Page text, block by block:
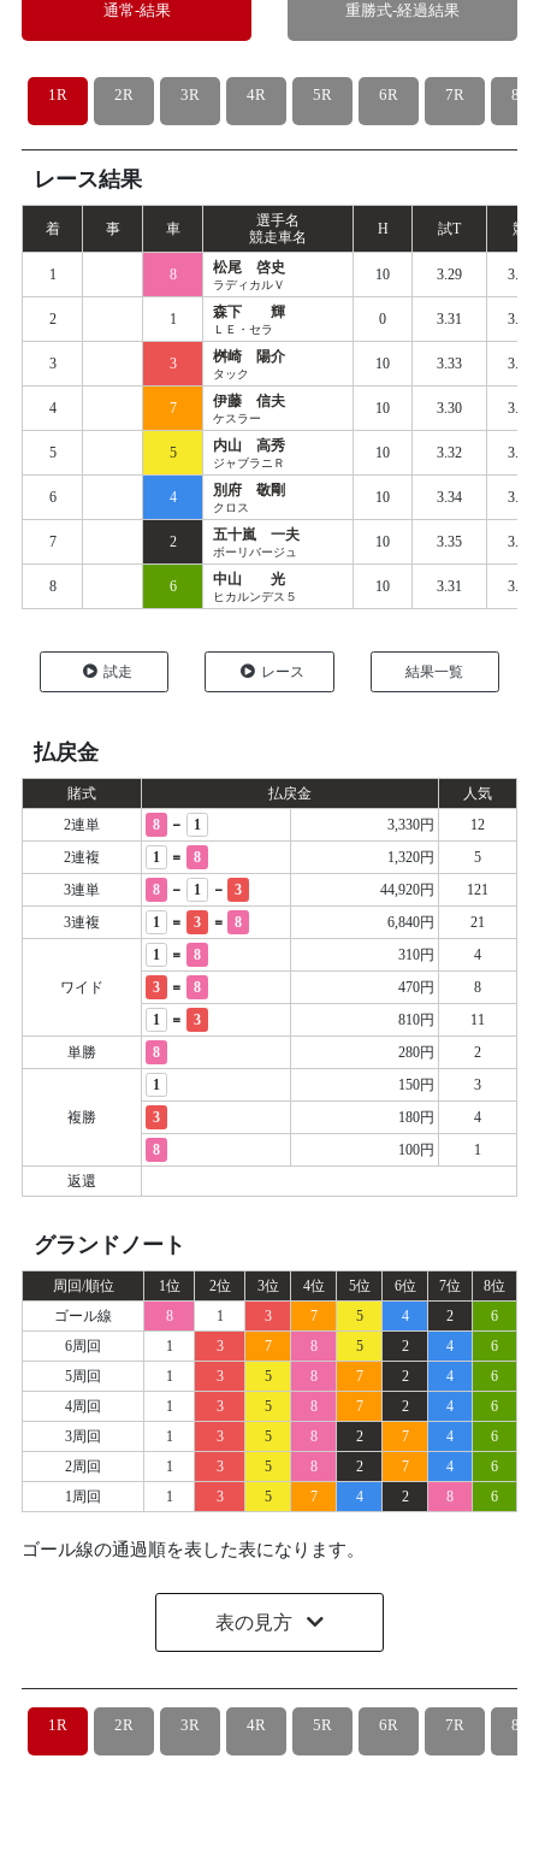
通常-結果 重勝式-経過結果
1R 2R 3R 4R 5R 6R 7R 8R
レース結果
着 事 車
選手名
競走車名
H 試T 競
1 8 松尾 啓史
ラディカルＶ
10 3.29 3.386
2 1 森下 輝
ＬＥ・セラ
0 3.31 3.403
3 3 桝崎 陽介
タック
10 3.33 3.395
4 7 伊藤 信夫
ケスラー
10 3.30 3.399
5 5 内山 高秀
ジャブラニＲ
10 3.32 3.405
6 4 別府 敬剛
クロス
10 3.34 3.418
7 2 五十嵐 一夫
ボーリバージュ
10 3.35 3.424
8 6 中山 光
ヒカルンデス５
10 3.31 3.424
試走 レース 結果一覧
払戻金
賭式 払戻金
人気
2連単
8 - 1 3,330円
12
2連複
1 = 8 1,320円
5
3連単
8 - 1 - 3 44,920円
121
3連複
1 = 3 = 8 6,840円 21
ワイド
1 = 8 310円
4
3
= 8 470円
8
1
= 3 810円
11
単勝
8 280円 2
複勝
1 150円
3
3
180円
4
8
100円
1
返還
グランドノート
周回/順位 1位 2位 3位 4位 5位 6位 7位
8位
ゴール線
8 1 3 7 5 4 2
6
6周回
1 3 7 8 5 2 4
6
5周回
1 3 5 8 7 2 4
6
4周回
1 3 5 8 7 2 4
6
3周回
1 3 5 8 2 7 4
6
2周回
1 3 5 8 2 7 4
6
1周回
1 3 5 7 4 2 8 6
ゴール線の通過順を表した表になります。
表の見方
1R 2R 3R 4R 5R 6R 7R 8R